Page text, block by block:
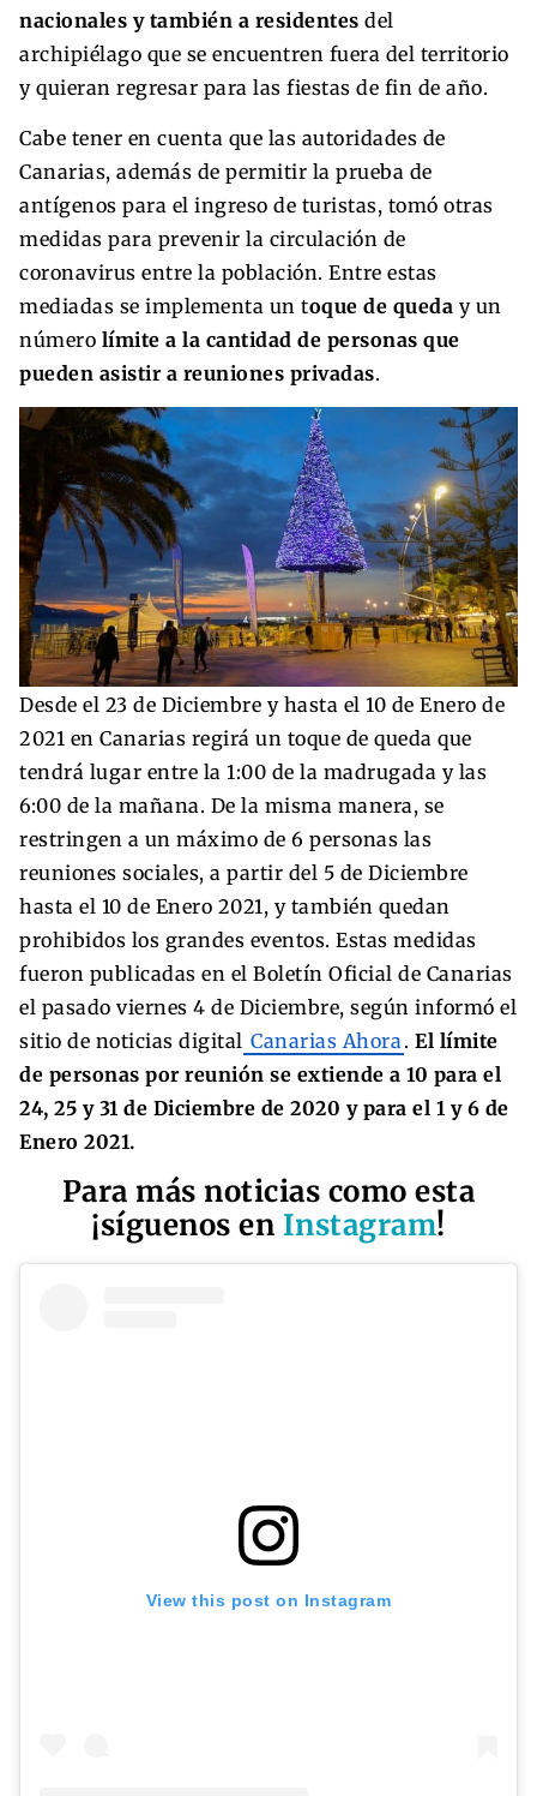
nacionales y también a residentes del
archipiélago que se encuentren fuera del territorio
y quieran regresar para las fiestas de fin de año.
Cabe tener en cuenta que las autoridades de
Canarias, además de permitir la prueba de
antígenos para el ingreso de turistas, tomó otras
medidas para prevenir la circulación de
coronavirus entre la población. Entre estas
mediadas se implementa un toque de queda y un
número límite a la cantidad de personas que
pueden asistir a reuniones privadas.
Desde el 23 de Diciembre y hasta el 10 de Enero de
2021 en Canarias regirá un toque de queda que
tendrá lugar entre la 1:00 de la madrugada y las
6:00 de la mañana. De la misma manera, se
restringen a un máximo de 6 personas las
reuniones sociales, a partir del 5 de Diciembre
hasta el 10 de Enero 2021, y también quedan
prohibidos los grandes eventos. Estas medidas
fueron publicadas en el Boletín Oficial de Canarias
el pasado viernes 4 de Diciembre, según informó el
sitio de noticias digital Canarias Ahora . El límite
de personas por reunión se extiende a 10 para el
24, 25 y 31 de Diciembre de 2020 y para el 1 y 6 de
Enero 2021.
Para más noticias como esta
¡síguenos en Instagram!
View this post on Instagram